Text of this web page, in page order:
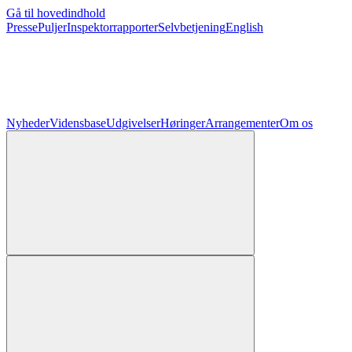
Gå til hovedindhold
PressePuljerInspektorrapporterSelvbetjeningEnglish
NyhederVidensbaseUdgivelserHøringerArrangementerOm os